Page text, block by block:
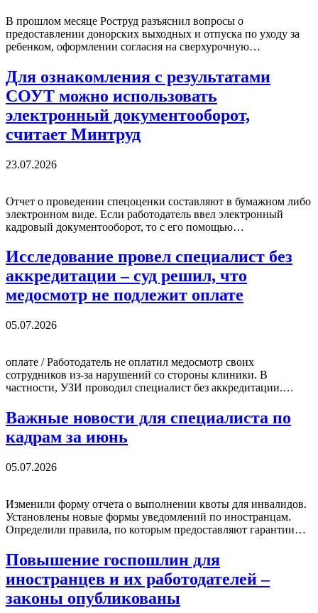
В прошлом месяце Роструд разъяснил вопросы о
предоставлении донорских выходных и отпуска по уходу за
ребенком, оформлении согласия на сверхурочную…
Для ознакомления с результатами
СОУТ можно использовать
электронный документооборот,
считает Минтруд
23.07.2026
Отчет о проведении спецоценки составляют в бумажном либо
электронном виде. Если работодатель ввел электронный
кадровый документооборот, то с его помощью…
Исследование провел специалист без
аккредитации – суд решил, что
медосмотр не подлежит оплате
05.07.2026
оплате / Работодатель не оплатил медосмотр своих
сотрудников из-за нарушений со стороны клиники. В
частности, УЗИ проводил специалист без аккредитации.…
Важные новости для специалиста по
кадрам за июнь
05.07.2026
Изменили форму отчета о выполнении квоты для инвалидов.
Установлены новые формы уведомлений по иностранцам.
Определили правила, по которым предоставляют гарантии…
Повышение госпошлин для
иностранцев и их работодателей –
законы опубликованы